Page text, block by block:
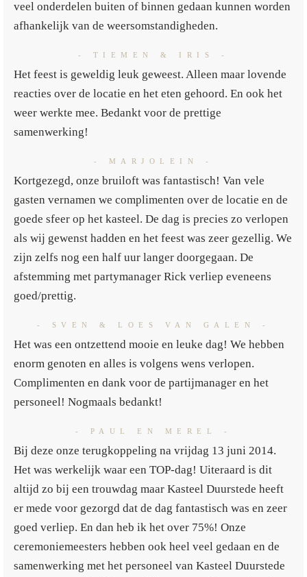
veel onderdelen buiten of binnen gedaan kunnen worden
afhankelijk van de weersomstandigheden.
- TIEMEN & IRIS -
Het feest is geweldig leuk geweest. Alleen maar lovende
reacties over de locatie en het eten gehoord. En ook het
weer werkte mee. Bedankt voor de prettige
samenwerking!
- MARJOLEIN -
Kortgezegd, onze bruiloft was fantastisch! Van vele
gasten vernamen we complimenten over de locatie en de
goede sfeer op het kasteel. De dag is precies zo verlopen
als wij gewenst hadden en het feest was zeer gezellig. We
zijn zelfs nog een half uur langer doorgegaan. De
afstemming met partymanager Rick verliep eveneens
goed/prettig.
- SVEN & LOES VAN GALEN -
Het was een ontzettend mooie en leuke dag! We hebben
enorm genoten en alles is volgens wens verlopen.
Complimenten en dank voor de partijmanager en het
personeel! Nogmaals bedankt!
- PAUL EN MEREL -
Bij deze onze terugkoppeling na vrijdag 13 juni 2014.
Het was werkelijk waar een TOP-dag! Uiteraard is dit
altijd zo bij een trouwdag maar Kasteel Duurstede heeft
er mede voor gezorgd dat de dag fantastisch was en zeer
goed verliep. En dan heb ik het over 75%! Onze
ceremoniemeesters hebben ook heel veel gedaan en de
samenwerking met het personeel van Kasteel Duurstede